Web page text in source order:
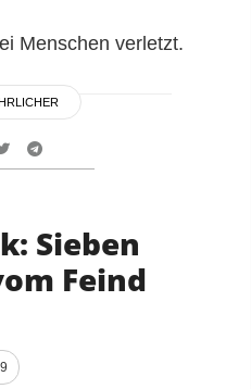
Menschen verletzt.
Sieben
Feind